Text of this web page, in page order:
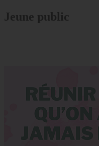
Jeune public